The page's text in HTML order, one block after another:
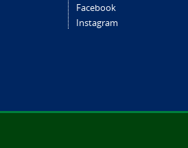
Facebook
Instagram